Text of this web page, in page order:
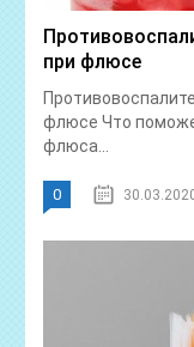
при флюсе
флюсе Что
флюса...
0